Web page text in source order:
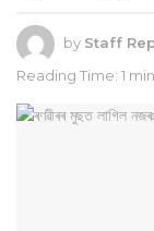
by Staff
Reading Time: 1